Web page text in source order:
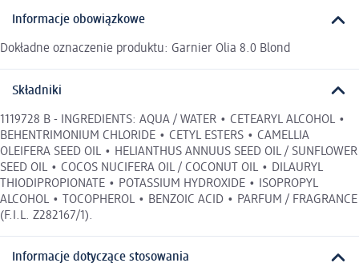
Informacje obowiązkowe
Dokładne oznaczenie produktu: Garnier Olia 8.0 Blond
Składniki
1119728 B - INGREDIENTS: AQUA / WATER • CETEARYL ALCOHOL •
BEHENTRIMONIUM CHLORIDE • CETYL ESTERS • CAMELLIA
OLEIFERA SEED OIL • HELIANTHUS ANNUUS SEED OIL / SUNFLOWER
SEED OIL • COCOS NUCIFERA OIL / COCONUT OIL • DILAURYL
THIODIPROPIONATE • POTASSIUM HYDROXIDE • ISOPROPYL
ALCOHOL • TOCOPHEROL • BENZOIC ACID • PARFUM / FRAGRANCE
(F.I.L. Z282167/1).
Informacje dotyczące stosowania